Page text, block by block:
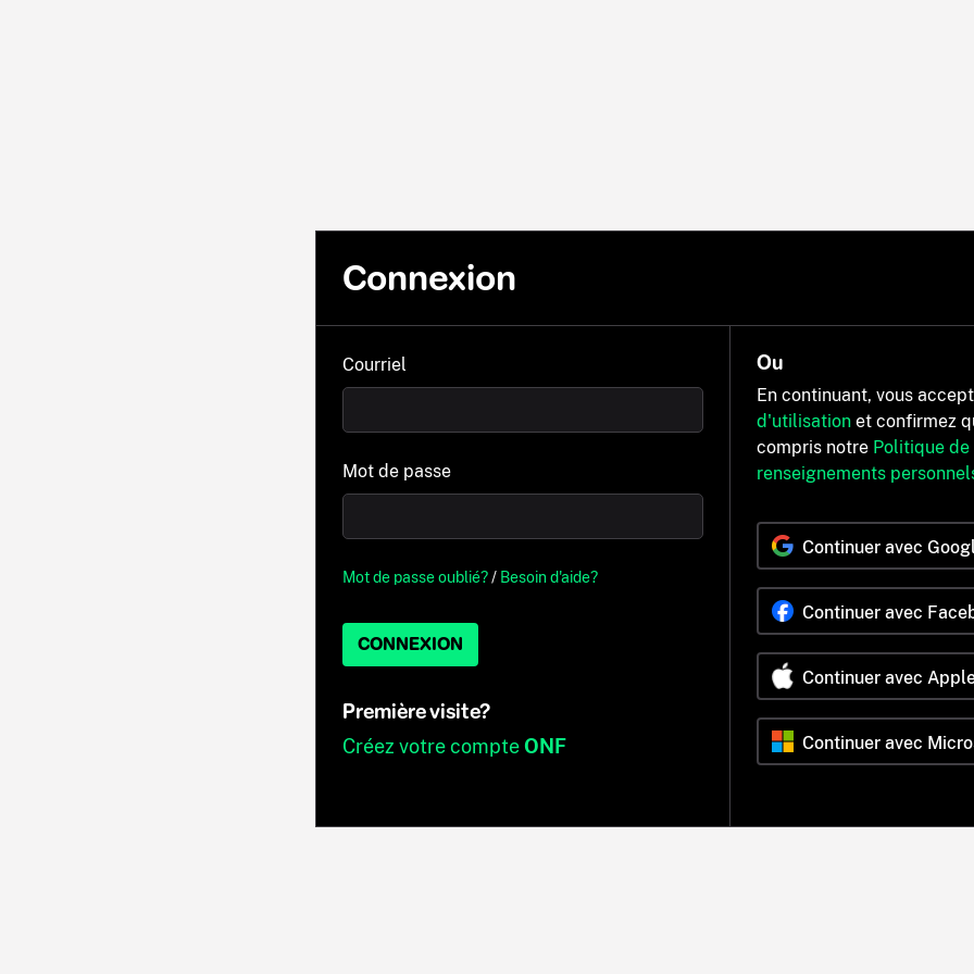
Connexion
Courriel
Mot de passe
Mot de passe oublié?/ Besoin d'aide?
CONNEXION
Première visite?
Créez votre compteONF
Ou
En continuant, vous
d'utilisation et confirmez
compris notre Politique
renseignements
Continuer avec
Continuer avec
Continuer avec
Continuer avec